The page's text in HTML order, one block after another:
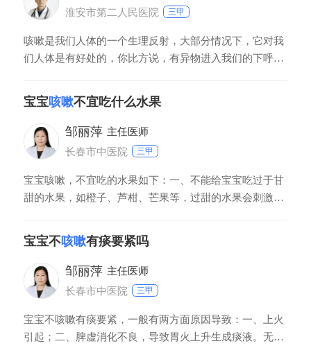
淮安市第二人民医院
三甲
咳嗽是我们人体的一个生理反射，大部分情况下，它对我
们人体是有好处的，你比方说，有异物进入我们的下呼吸
这是我们一种保护性反射，当然一个咳嗽，过分的剧烈
了，导致我们身体的非常不适，这种病理性的咳嗽，是在
我们临床上是要医生去处理它的。
宝宝咳嗽不宜吃什么水果
邹丽萍 主任医师
长春市中医院
三甲
宝宝咳嗽，不宜吃的水果如下：一、不能给宝宝吃过于甘
甜的水果，如橙子、芦柑、芒果等，过甜的水果会刺激宝
如山竹、西瓜、西红柿等，会导致咳嗽症状加重。三、不
能吃热性水果，如榴莲、橘子等，会导致肺火过大、痰液
生成过多、不利于疾病恢复。
宝宝不咳嗽有痰要紧吗
邹丽萍 主任医师
长春市中医院
三甲
宝宝不咳嗽有痰要紧，一般有两方面原因导致：一、上火
引起；二、脾虚消化不良，导致胃火上升生成痰液。无论